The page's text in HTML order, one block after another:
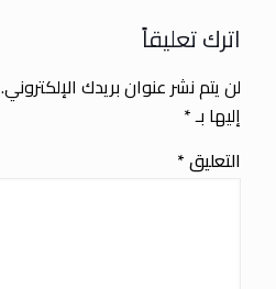
اترك تعليقاً
لن يتم نشر عنوان بريدك الإلكتروني.
إليها بـ*
التعليق*